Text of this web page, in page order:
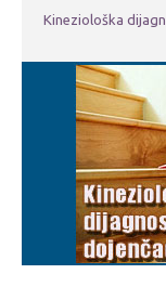
Kineziološka